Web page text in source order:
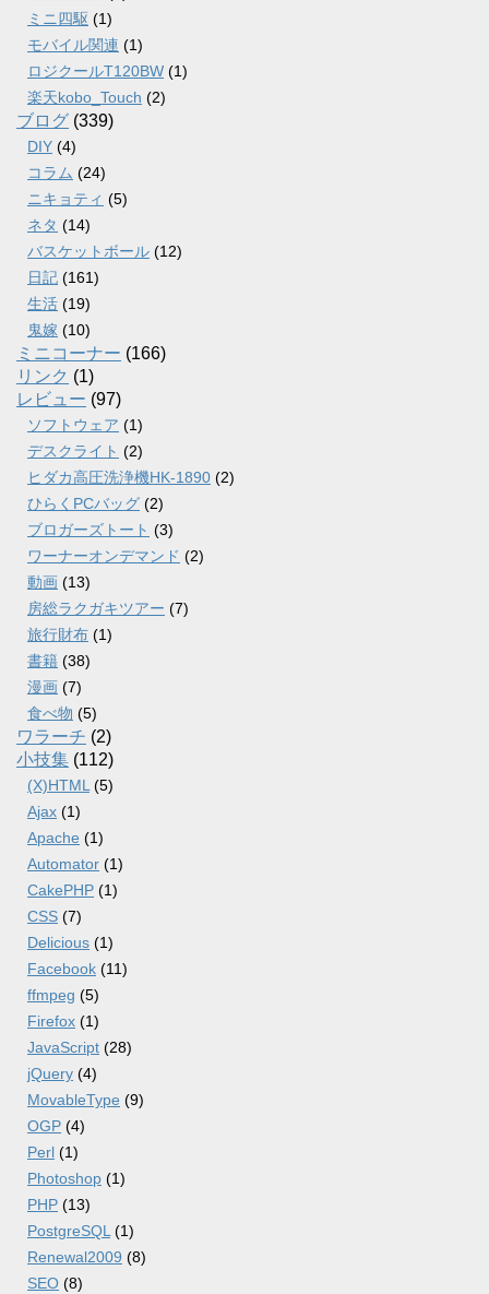
ミニ四駆 (1)
モバイル関連 (1)
ロジクールT120BW (1)
楽天kobo_Touch (2)
ブログ (339)
DIY (4)
コラム (24)
ニキョティ (5)
ネタ (14)
バスケットボール (12)
日記 (161)
生活 (19)
鬼嫁 (10)
ミニコーナー (166)
リンク (1)
レビュー (97)
ソフトウェア (1)
デスクライト (2)
ヒダカ高圧洗浄機HK-1890 (2)
ひらくPCバッグ (2)
ブロガーズトート (3)
ワーナーオンデマンド (2)
動画 (13)
房総ラクガキツアー (7)
旅行財布 (1)
書籍 (38)
漫画 (7)
食べ物 (5)
ワラーチ (2)
小技集 (112)
(X)HTML (5)
Ajax (1)
Apache (1)
Automator (1)
CakePHP (1)
CSS (7)
Delicious (1)
Facebook (11)
ffmpeg (5)
Firefox (1)
JavaScript (28)
jQuery (4)
MovableType (9)
OGP (4)
Perl (1)
Photoshop (1)
PHP (13)
PostgreSQL (1)
Renewal2009 (8)
SEO (8)